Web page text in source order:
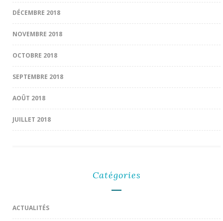
DÉCEMBRE 2018
NOVEMBRE 2018
OCTOBRE 2018
SEPTEMBRE 2018
AOÛT 2018
JUILLET 2018
Catégories
ACTUALITÉS